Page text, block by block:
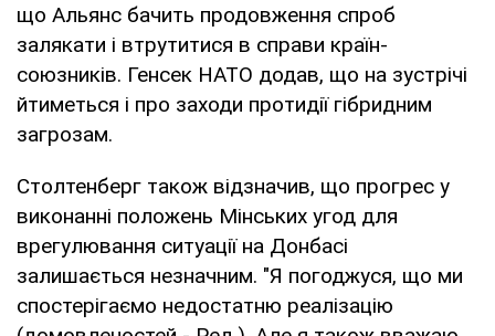
що Альянс бачить продовження спроб
залякати і втрутитися в справи країн-
союзників. Генсек НАТО додав, що на зустрічі
йтиметься і про заходи протидії гібридним
загрозам.
Столтенберг також відзначив, що прогрес у
виконанні положень Мінських угод для
врегулювання ситуації на Донбасі
залишається незначним. "Я погоджуся, що ми
спостерігаємо недостатню реалізацію